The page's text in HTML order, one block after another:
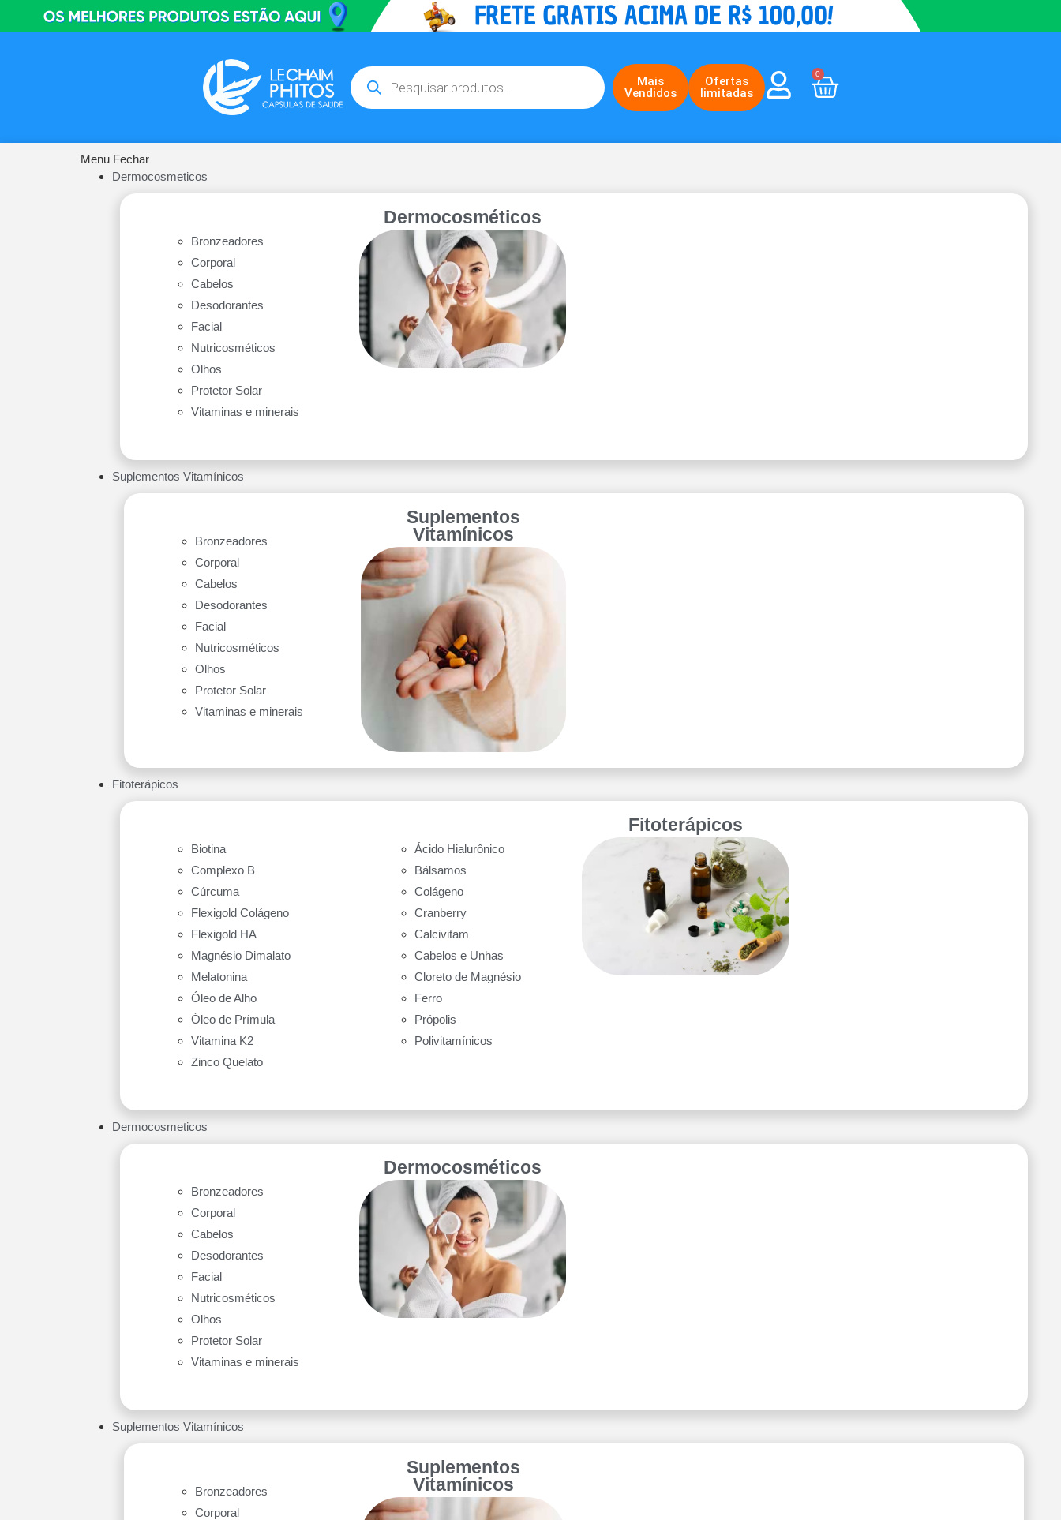
Mais
Vendidos
Ofertas
limitadas
0
Menu Fechar
Dermocosmeticos
Bronzeadores
Corporal
Cabelos
Desodorantes
Facial
Nutricosméticos
Olhos
Protetor Solar
Vitaminas e minerais
Dermocosméticos
Suplementos Vitamínicos
Bronzeadores
Corporal
Cabelos
Desodorantes
Facial
Nutricosméticos
Olhos
Protetor Solar
Vitaminas e minerais
Suplementos
Vitamínicos
Fitoterápicos
Biotina
Complexo B
Cúrcuma
Flexigold Colágeno
Flexigold HA
Magnésio Dimalato
Melatonina
Óleo de Alho
Óleo de Prímula
Vitamina K2
Zinco Quelato
Ácido Hialurônico
Bálsamos
Colágeno
Cranberry
Calcivitam
Cabelos e Unhas
Cloreto de Magnésio
Ferro
Própolis
Polivitamínicos
Fitoterápicos
Dermocosmeticos
Bronzeadores
Corporal
Cabelos
Desodorantes
Facial
Nutricosméticos
Olhos
Protetor Solar
Vitaminas e minerais
Dermocosméticos
Suplementos Vitamínicos
Bronzeadores
Corporal
Suplementos
Vitamínicos